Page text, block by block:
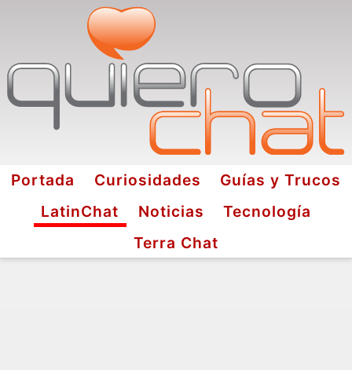
Portada Curiosidades
Guías y Trucos
LatinChat
Noticias
Tecnología
Terra Chat